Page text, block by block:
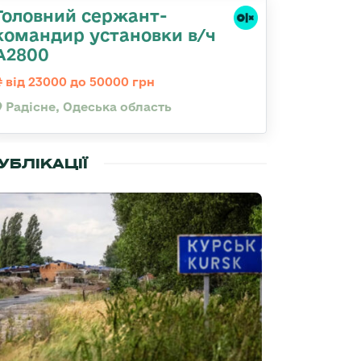
сержант-
установки в/ч
від 23000 до 50000 грн
Радісне, Одеська область